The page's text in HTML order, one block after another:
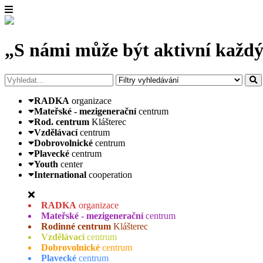
„S námi může být aktivní
RADKA organizace
Mateřské - mezigenerační centrum
Rod. centrum Klášterec
Vzdělávací centrum
Dobrovolnické centrum
Plavecké centrum
Youth center
International cooperation
RADKA organizace
Mateřské - mezigenerační centrum
Rodinné centrum Klášterec
Vzdělávací centrum
Dobrovolnické centrum
Plavecké centrum